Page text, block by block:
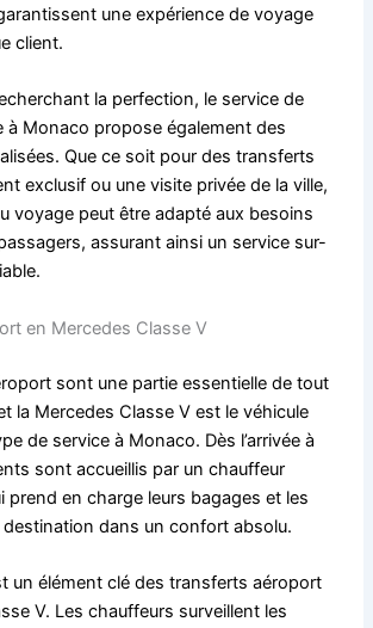
une expérience de voyage
client.
la perfection, le service de
à Monaco propose également des
Que ce soit pour des transferts
exclusif ou une visite privée de la ville,
voyage peut être adapté aux besoins
assurant ainsi un service sur-
en Mercedes Classe V
sont une partie essentielle de tout
la Mercedes Classe V est le véhicule
de service à Monaco. Dès l’arrivée à
sont accueillis par un chauffeur
prend en charge leurs bagages et les
dans un confort absolu.
un élément clé des transferts aéroport
V. Les chauffeurs surveillent les